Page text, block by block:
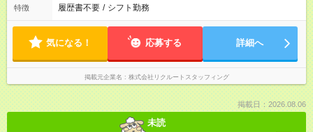
特徴 履歴書不要 / シフト勤務
気になる！ 応募する 詳細へ
掲載元企業名 株式会社リクルートスタッフィング
掲載日：2026.08.06
未読